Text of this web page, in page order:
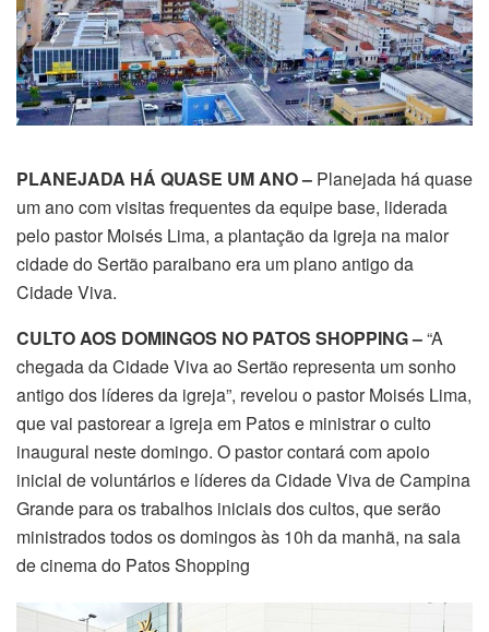
PLANEJADA HÁ QUASE UM ANO – Planejada há quase
um ano com visitas frequentes da equipe base, liderada
pelo pastor Moisés Lima, a plantação da igreja na maior
cidade do Sertão paraibano era um plano antigo da
Cidade Viva.
CULTO AOS DOMINGOS NO PATOS SHOPPING –“A
chegada da Cidade Viva ao Sertão representa um sonho
antigo dos líderes da igreja”, revelou o pastor Moisés Lima,
que vai pastorear a igreja em Patos e ministrar o culto
inaugural neste domingo. O pastor contará com apoio
inicial de voluntários e líderes da Cidade Viva de Campina
Grande para os trabalhos iniciais dos cultos, que serão
ministrados todos os domingos às 10h da manhã, na sala
de cinema do Patos Shopping